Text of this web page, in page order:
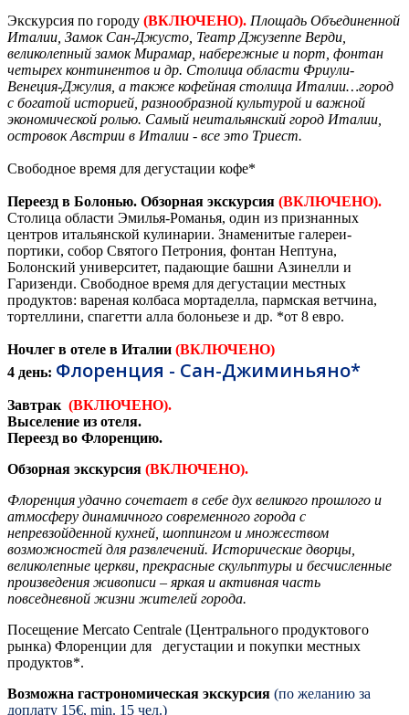
Экскурсия по городу (ВКЛЮЧЕНО). Площадь Объединенной
Италии, Замок Сан-Джусто, Театр Джузеппе Верди,
великолепный замок Мирамар, набережные и порт, фонтан
четырех континентов и др. Столица области Фриули-
Венеция-Джулия, а также кофейная столица Италии…город
с богатой историей, разнообразной культурой и важной
экономической ролью. Самый неитальянский город Италии,
островок Австрии в Италии - все это Триест.
Свободное время для дегустации кофе*
Переезд в Болонью. Обзорная экскурсия (ВКЛЮЧЕНО).
Столица области Эмилья-Романья, один из признанных
центров итальянской кулинарии. Знаменитые галереи-
портики, собор Святого Петрония, фонтан Нептуна,
Болонский университет, падающие башни Азинелли и
Гаризенди. Свободное время для дегустации местных
продуктов: вареная колбаса мортаделла, пармская ветчина,
тортеллини, спагетти алла болоньезе и др. *от 8 евро.
Ночлег в отеле в Италии (ВКЛЮЧЕНО)
4 день: Флоренция - Сан-Джиминьяно*
Завтрак (ВКЛЮЧЕНО).
Выселение из отеля.
Переезд во Флоренцию.
Обзорная экскурсия (ВКЛЮЧЕНО).
Флоренция удачно сочетает в себе дух великого прошлого и
атмосферу динамичного современного города с
непревзойденной кухней, шоппингом и множеством
возможностей для развлечений. Исторические дворцы,
великолепные церкви, прекрасные скульптуры и бесчисленные
произведения живописи – яркая и активная часть
повседневной жизни жителей города.
Посещение Mercato Centrale (Центрального продуктового
рынка) Флоренции для дегустации и покупки местных
продуктов*.
Возможна гастрономическая экскурсия (по желанию за
доплату 15€, min. 15 чел.)